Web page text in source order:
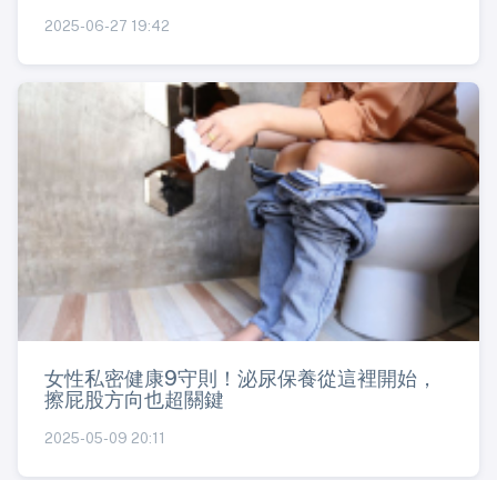
2025-06-27 19:42
女性私密健康9守則！泌尿保養從這裡開始，
擦屁股方向也超關鍵
2025-05-09 20:11